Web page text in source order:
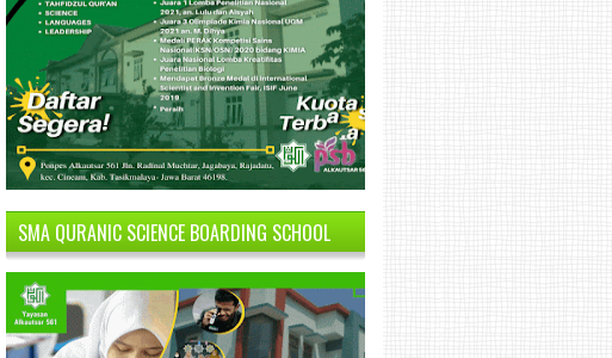
SMA QURANIC SCIENCE BOARDING SCHOOL